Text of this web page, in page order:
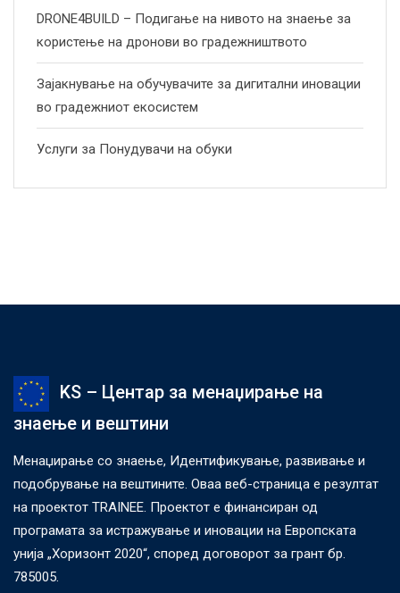
DRONE4BUILD – Подигање на нивото на знаење за
користење на дронови во градежништвото
Зајакнување на обучувачите за дигитални иновации
во градежниот екосистем
Услуги за Понудувачи на обуки
KS – Центар за менаџирање на
знаење и вештини
Менаџирање со знаење, Идентификување, развивање и
подобрување на вештините. Оваа веб-страница е резултат
на проектот TRAINEE. Проектот е финансиран од
програмата за истражување и иновации на Европската
унија „Хоризонт 2020“, според договорот за грант бр.
785005.